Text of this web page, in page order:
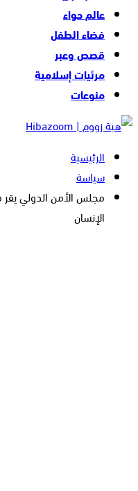
عالم حواء
فضاء الطفل
قصص وعبر
مرئيات إسلامية
منوعات
الرئيسية
سياسة
مجلس الأمن الدولي
الإنسان